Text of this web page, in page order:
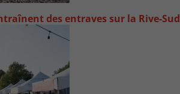
des entraves sur la Rive-Sud